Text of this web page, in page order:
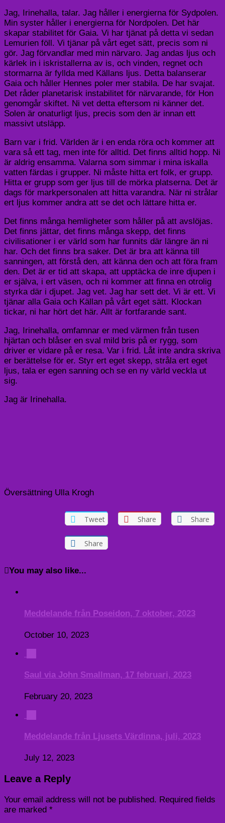
Jag, Irinehalla, talar. Jag håller i energierna för Sydpolen.
Min syster håller i energierna för Nordpolen. Det här
skapar stabilitet för Gaia. Vi har tjänat på detta vi sedan
Lemurien föll. Vi tjänar på vårt eget sätt, precis som ni
gör. Jag förvandlar med min närvaro. Jag andas ljus och
kärlek in i iskristallerna av is, och vinden, regnet och
stormarna är fyllda med Källans ljus. Detta balanserar
Gaia och håller Hennes poler mer stabila. De har svajat.
Det råder planetarisk instabilitet för närvarande, för Hon
genomgår skiftet. Ni vet detta eftersom ni känner det.
Solen är onaturligt ljus, precis som den är innan ett
massivt utsläpp.
Barn var i frid. Världen är i en enda röra och kommer att
vara så ett tag, men inte för alltid. Det finns alltid hopp. Ni
är aldrig ensamma. Valarna som simmar i mina iskalla
vatten färdas i grupper. Ni måste hitta ert folk, er grupp.
Hitta er grupp som ger ljus till de mörka platserna. Det är
dags för markpersonalen att hitta varandra. När ni strålar
ert ljus kommer andra att se det och lättare hitta er.
Det finns många hemligheter som håller på att avslöjas.
Det finns jättar, det finns många skepp, det finns
civilisationer i er värld som har funnits där längre än ni
har. Och det finns bra saker. Det är bra att känna till
sanningen, att förstå den, att känna den och att föra fram
den. Det är er tid att skapa, att upptäcka de inre djupen i
er själva, i ert väsen, och ni kommer att finna en otrolig
styrka där i djupet. Jag vet. Jag har sett det. Vi är ett. Vi
tjänar alla Gaia och Källan på vårt eget sätt. Klockan
tickar, ni har hört det här. Allt är fortfarande sant.
Jag, Irinehalla, omfamnar er med värmen från tusen
hjärtan och blåser en sval mild bris på er rygg, som
driver er vidare på er resa. Var i frid. Låt inte andra skriva
er berättelse för er. Styr ert eget skepp, stråla ert eget
ljus, tala er egen sanning och se en ny värld veckla ut
sig.
Jag är Irinehalla.
Översättning Ulla Krogh
Tweet Share Share
Share
You may also like...
Meddelande från Poseidon, 7 oktober, 2023
October 10, 2023
Saul via John Smallman, 17 februari, 2023
February 20, 2023
Meddelande från Ljusets Värdinna, juli, 2023
July 12, 2023
Leave a Reply
Your email address will not be published. Required fields
are marked *